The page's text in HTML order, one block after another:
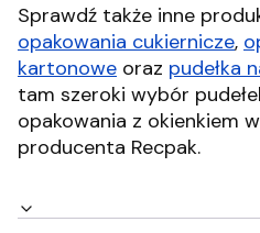
Sprawdź także inne
opakowania cukiernicze,
kartonowe oraz pudełka
tam szeroki wybór
opakowania z okienkiem
producenta Recpak.